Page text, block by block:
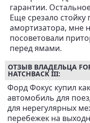
гарантии.
Еще срезало стойку
амортизатора, мне
посоветовали
перед ямами.
ОТЗЫВ ВЛАДЕЛЬЦА
HATCHBACK III:
Форд Фокус купил
автомобиль для
для нерегулярных
перебежек на